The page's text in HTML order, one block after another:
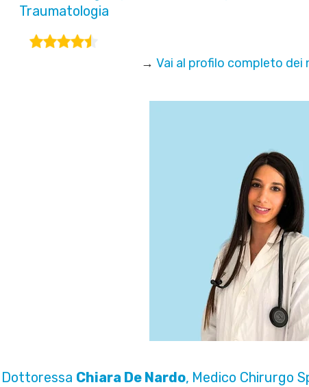
Traumatologia
→ Vai al profilo completo dei
Dottoressa Chiara De Nardo, Medico Chirurgo